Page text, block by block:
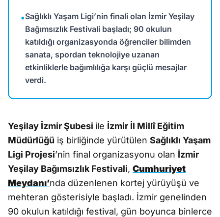
•Sağlıklı Yaşam Ligi’nin finali olan İzmir Yeşilay
Bağımsızlık Festivali başladı; 90 okulun
katıldığı organizasyonda öğrenciler bilimden
sanata, spordan teknolojiye uzanan
etkinliklerle bağımlılığa karşı güçlü mesajlar
verdi.
Yeşilay İzmir Şubesi ile İzmir İl Millî Eğitim
Müdürlüğü iş birliğinde yürütülen Sağlıklı Yaşam
Ligi Projesi’nin final organizasyonu olan İzmir
Yeşilay Bağımsızlık Festivali, Cumhuriyet
Meydanı’nda düzenlenen kortej yürüyüşü ve
mehteran gösterisiyle başladı. İzmir genelinden
90 okulun katıldığı festival, gün boyunca binlerce